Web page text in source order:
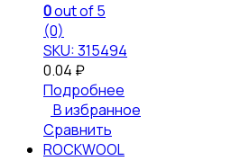
0out of 5
(0)
SKU: 315494
0.04 ₽
Подробнее
В избранное
Сравнить
ROCKWOOL